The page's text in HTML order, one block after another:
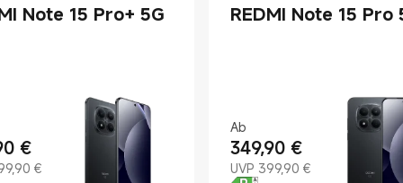
Note 15 Pro+ 5G
€
Price €419.9
€
price 499,90 €
REDMI Note 15 Pro
Ab
349,90€
Current Price €349.9
UVP 399,90 €
Marketing price 399,90 €